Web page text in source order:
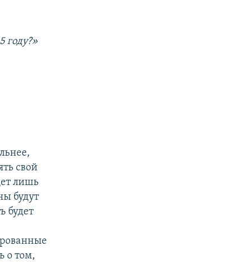
году?»
свой
лишь
будут
будет
о том,